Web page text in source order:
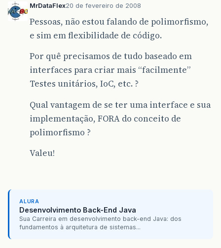
MrDataFlex20 de fevereiro de 2008
Pessoas, não estou falando de polimorfismo,
e sim em flexibilidade de código.
Por quê precisamos de tudo baseado em
interfaces para criar mais “facilmente”
Testes unitários, IoC, etc. ?
Qual vantagem de se ter uma interface e sua
implementação, FORA do conceito de
polimorfismo ?
Valeu!
ALURA
Desenvolvimento Back-End Java
Sua Carreira em desenvolvimento back-end Java: dos
fundamentos à arquitetura de sistemas...